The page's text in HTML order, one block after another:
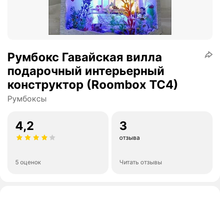
Румбокс Гавайская вилла
подарочный интерьерный
конструктор (Roombox TC4)
Румбоксы
4,2
5 оценок
3
отзыва
Читать отзывы